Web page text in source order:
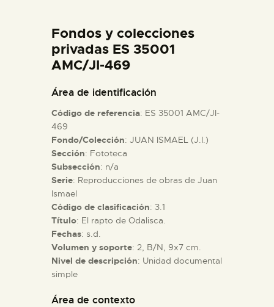
DIDÁCTICA
ESPAÑOL
ACTIVIDADES
█
EL MUSEO
COLECCIONES
Fondos y colecciones
privadas ES 35001
AMC/JI-469
Área de identificación
Código de referencia: ES 35001 AMC/JI-
469
Fondo/Colección: JUAN ISMAEL (J.I.)
Sección: Fototeca
Subsección: n/a
Serie: Reproducciones de obras de Juan
Ismael
Código de clasificación: 3.1
Título: El rapto de Odalisca.
Fechas: s.d.
Volumen y soporte: 2, B/N, 9x7 cm.
Nivel de descripción: Unidad documental
simple
Área de contexto